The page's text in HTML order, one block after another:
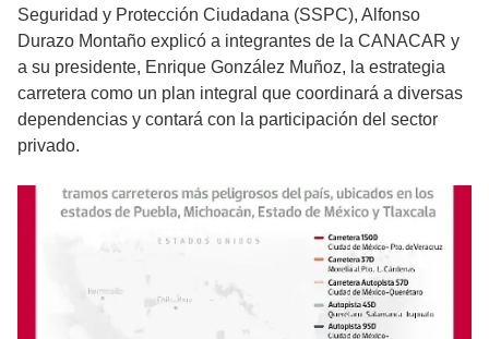
Seguridad y Protección Ciudadana (SSPC), Alfonso
Durazo Montaño explicó a integrantes de la CANACAR y
a su presidente, Enrique González Muñoz, la estrategia
carretera como un plan integral que coordinará a diversas
dependencias y contará con la participación del sector
privado.